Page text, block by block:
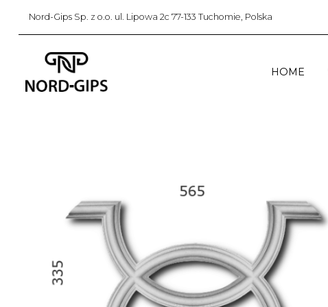
Nord-Gips Sp. z o.o. ul. Lipowa 2c 77-133 Tuchomie, Polska
HOME